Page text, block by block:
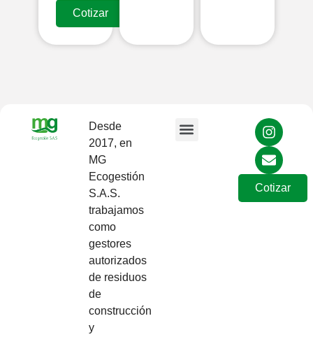
Cotizar
Desde
2017, en
MG
Ecogestión
S.A.S.
trabajamos
como
gestores
autorizados
de residuos
de
construcción
y
Cotizar